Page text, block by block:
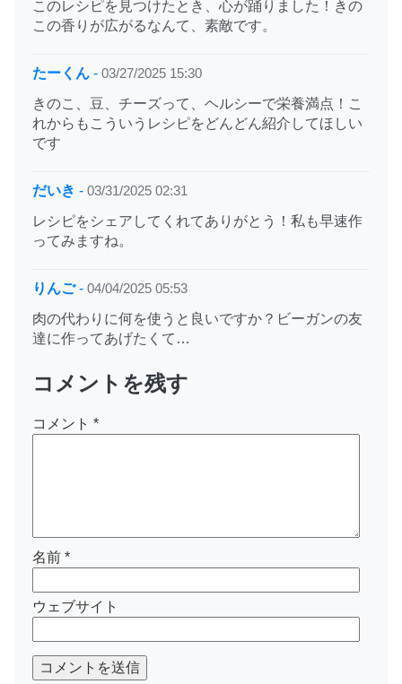
このレシピを見つけたとき、心が踊りました！きの
この香りが広がるなんて、素敵です。
たーくん - 03/27/2025 15:30
きのこ、豆、チーズって、ヘルシーで栄養満点！こ
れからもこういうレシピをどんどん紹介してほしい
です
だいき - 03/31/2025 02:31
レシピをシェアしてくれてありがとう！私も早速作
ってみますね。
りんご- 04/04/2025 05:53
肉の代わりに何を使うと良いですか？ビーガンの友
達に作ってあげたくて…
コメントを残す
コメント *
名前 *
ウェブサイト
コメントを送信